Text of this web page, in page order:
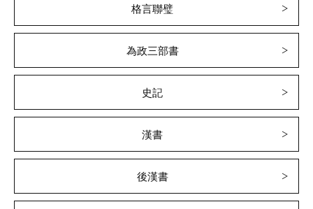
格言聯璧
為政三部書
史記
漢書
後漢書